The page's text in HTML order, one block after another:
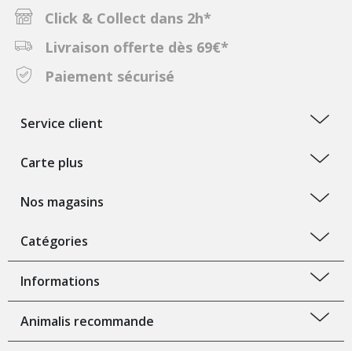
Click & Collect dans 2h*
Livraison offerte dès 69€*
Paiement sécurisé
Service client
Carte plus
Nos magasins
Catégories
Informations
Animalis recommande